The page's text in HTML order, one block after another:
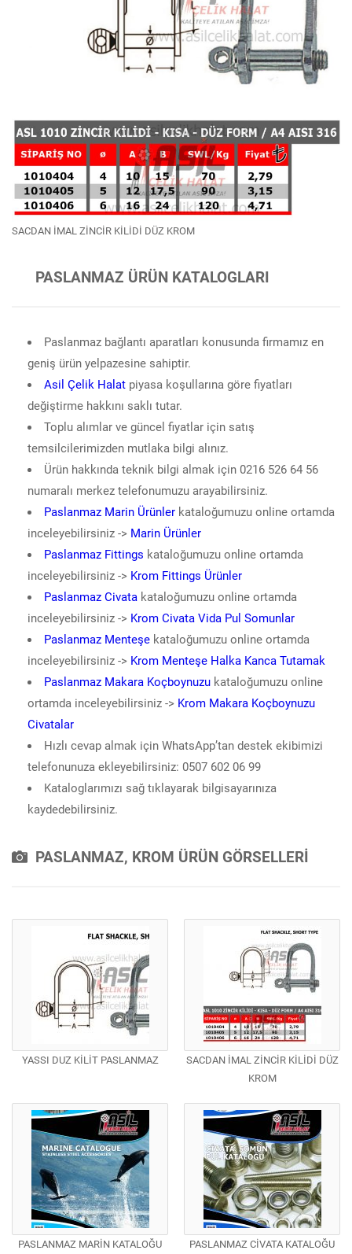
SACDAN İMAL ZİNCİR KİLİDİ DÜZ KROM
PASLANMAZ ÜRÜN KATALOGLARI
Paslanmaz bağlantı aparatları konusunda firmamız en
geniş ürün yelpazesine sahiptir.
Asil Çelik Halat piyasa koşullarına göre fiyatları
değiştirme hakkını saklı tutar.
Toplu alımlar ve güncel fiyatlar için satış
temsilcilerimizden mutlaka bilgi alınız.
Ürün hakkında teknik bilgi almak için 0216 526 64 56
numaralı merkez telefonumuzu arayabilirsiniz.
Paslanmaz Marin Ürünler kataloğumuzu online ortamda
inceleyebilirsiniz -> Marin Ürünler
Paslanmaz Fittings kataloğumuzu online ortamda
inceleyebilirsiniz -> Krom Fittings Ürünler
Paslanmaz Civata kataloğumuzu online ortamda
inceleyebilirsiniz -> Krom Civata Vida Pul Somunlar
Paslanmaz Menteşe kataloğumuzu online ortamda
inceleyebilirsiniz -> Krom Menteşe Halka Kanca Tutamak
Paslanmaz Makara Koçboynuzu kataloğumuzu online
ortamda inceleyebilirsiniz -> Krom Makara Koçboynuzu
Civatalar
Hızlı cevap almak için WhatsApp’tan destek ekibimizi
telefonunuza ekleyebilirsiniz: 0507 602 06 99
Kataloglarımızı sağ tıklayarak bilgisayarınıza
kaydedebilirsiniz.
PASLANMAZ, KROM ÜRÜN GÖRSELLERİ
YASSI DUZ KİLİT PASLANMAZ
SACDAN İMAL ZİNCİR KİLİDİ DÜZ
KROM
PASLANMAZ MARİN KATALOĞU PASLANMAZ CİVATA KATALOĞU